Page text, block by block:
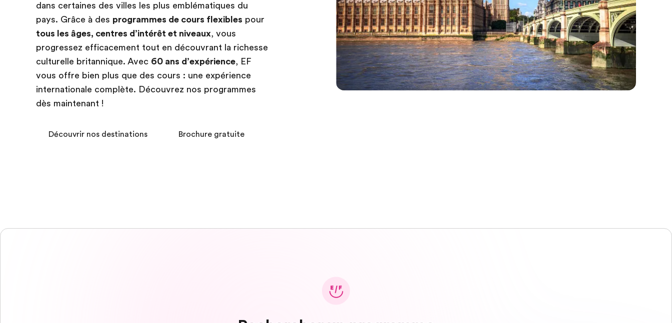
dans certaines des villes les plus emblématiques du
pays. Grâce à des programmes de cours flexibles pour
tous les âges, centres d’intérêt et niveaux, vous
progressez efficacement tout en découvrant la richesse
culturelle britannique. Avec 60 ans d’expérience, EF
vous offre bien plus que des cours : une expérience
internationale complète. Découvrez nos programmes
dès maintenant !
Découvrir nos destinations Brochure gratuite